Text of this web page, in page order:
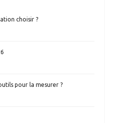
choisir ?
pour la mesurer ?